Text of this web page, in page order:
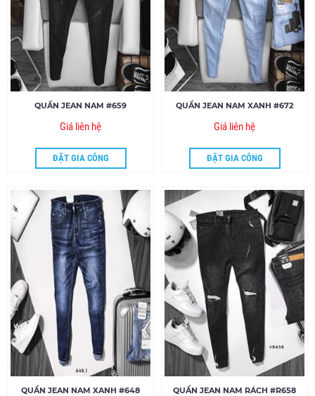
QUẦN JEAN NAM #659
Giá liên hệ
ĐẶT GIA CÔNG
QUẦN JEAN NAM XANH #672
Giá liên hệ
ĐẶT GIA CÔNG
QUẦN JEAN NAM XANH #648 QUẦN JEAN NAM RÁCH #R658